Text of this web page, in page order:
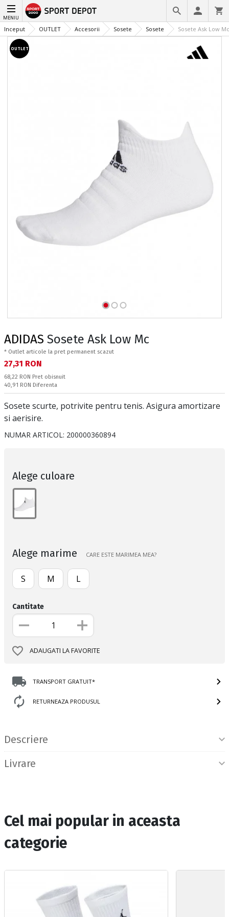
MENIU
Inceput OUTLET Accesorii Sosete Sosete Sosete Ask Low Mc
OUTLET
ADIDAS Sosete Ask Low Mc
* Outlet articole la pret permanent scazut
Текуща цена:
27,31 RON
Pret obisnuit:
68,22 RON Pret obisnuit
Спестявате:
40,91 RON Diferenta
Sosete scurte, potrivite pentru tenis. Asigura amortizare
si aerisire.
NUMAR ARTICOL: 200000360894
Alege culoare
Alege marime CARE ESTE MARIMEA MEA?
S M L
Cantitate
ADAUGATI LA FAVORITE
TRANSPORT GRATUIT*
RETURNEAZA PRODUSUL
Descriere
Livrare
Cel mai popular in aceasta
categorie